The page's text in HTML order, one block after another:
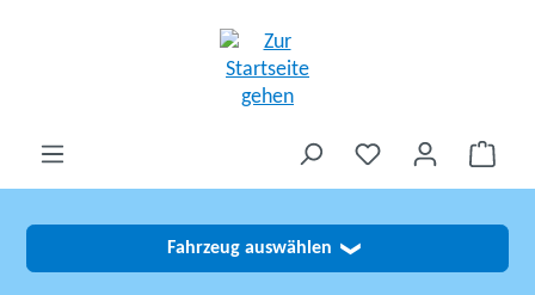
Fahrzeug auswählen ❯